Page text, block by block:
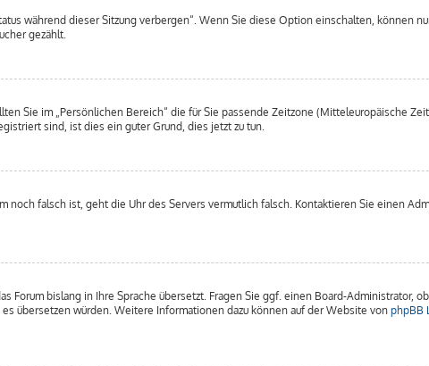
während dieser Sitzung verbergen“. Wenn Sie diese Option einschalten, können
gezählt.
Sie im „Persönlichen Bereich“ die für Sie passende Zeitzone (Mitteleuropäische
sind, ist dies ein guter Grund, dies jetzt zu tun.
falsch ist, geht die Uhr des Servers vermutlich falsch. Kontaktieren Sie einen
bislang in Ihre Sprache übersetzt. Fragen Sie ggf. einen Board-Administrator,
übersetzen würden. Weitere Informationen dazu können auf der Website von phpBB